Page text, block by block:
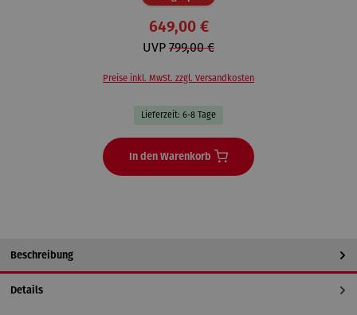
649,00 €
UVP 799,00 €
Preise inkl. MwSt. zzgl. Versandkosten
Lieferzeit: 6-8 Tage
In den Warenkorb
Beschreibung
Details